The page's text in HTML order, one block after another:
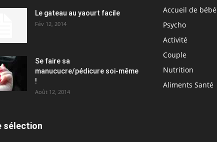
Le gateau au yaourt facile
Fév 12, 2014
Se faire sa
manucucre/pédicure soi-même
!
Août 12, 2014
sélection
Accueil de bébé
Psycho
Activité
Couple
Nutrition
Aliments Santé